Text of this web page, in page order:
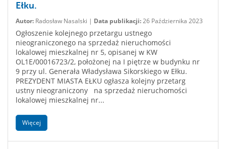
Ełku.
Autor: Radosław Nasalski | Data publikacji:26 Października 2023
Ogłoszenie kolejnego przetargu ustnego
nieograniczonego na sprzedaż nieruchomości
lokalowej mieszkalnej nr 5, opisanej w KW
OL1E/00016723/2, położonej na I piętrze w budynku nr
9 przy ul. Generała Władysława Sikorskiego w Ełku.
PREZYDENT MIASTA EŁKU ogłasza kolejny przetarg
ustny nieograniczony na sprzedaż nieruchomości
lokalowej mieszkalnej nr...
Więcej